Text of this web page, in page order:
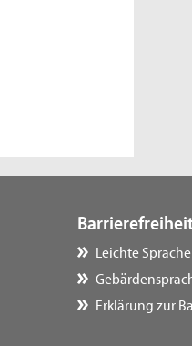
Leichte Sprache
Erklärung zur